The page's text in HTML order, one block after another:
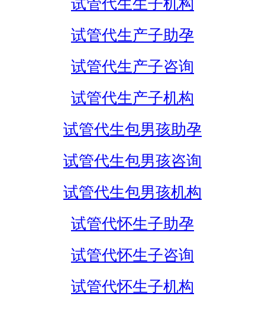
试管代生生子机构
试管代生产子助孕
试管代生产子咨询
试管代生产子机构
试管代生包男孩助孕
试管代生包男孩咨询
试管代生包男孩机构
试管代怀生子助孕
试管代怀生子咨询
试管代怀生子机构